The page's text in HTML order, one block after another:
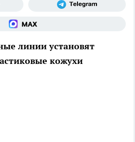
линии установят
кожухи